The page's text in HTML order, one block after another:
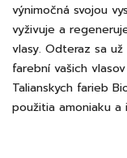
výnimočná svojou
vyživuje a
vlasy. Odteraz sa
farební vašich
Talianskych farieb
použitia amoniaku a